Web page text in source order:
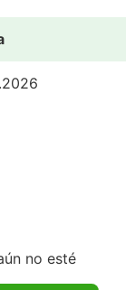
no esté